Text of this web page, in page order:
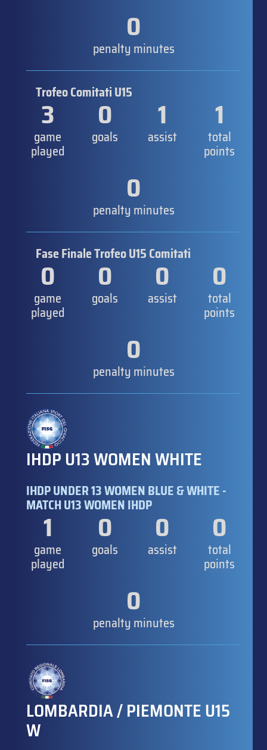
0
penalty minutes
Trofeo Comitati U15
3
game
played
0
goals
1
assist
1
total
points
0
penalty minutes
Fase Finale Trofeo U15 Comitati
0
game
played
0
goals
0
assist
0
total
points
0
penalty minutes
IHDP U13 WOMEN WHITE
IHDP UNDER 13 WOMEN BLUE & WHITE -
MATCH U13 WOMEN IHDP
1
game
played
0
goals
0
assist
0
total
points
0
penalty minutes
LOMBARDIA / PIEMONTE U15
W